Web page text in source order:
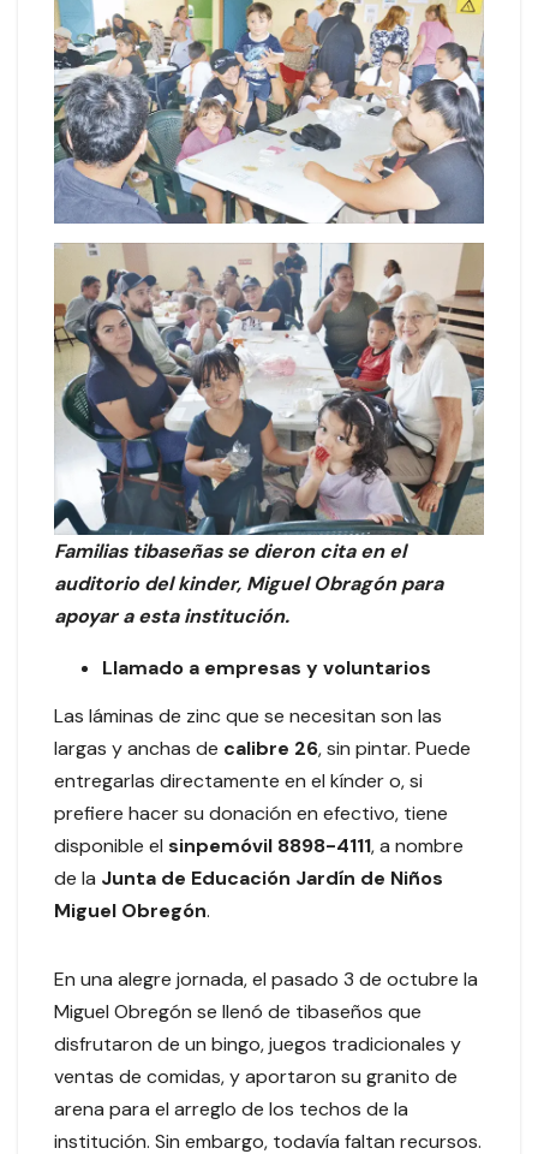
Familias tibaseñas se dieron cita en el
auditorio del kinder, Miguel Obragón para
apoyar a esta institución.
Llamado a empresas y voluntarios
Las láminas de zinc que se necesitan son las
largas y anchas de calibre 26, sin pintar. Puede
entregarlas directamente en el kínder o, si
prefiere hacer su donación en efectivo, tiene
disponible el sinpemóvil 8898-4111, a nombre
de la Junta de Educación Jardín de Niños
Miguel Obregón.
En una alegre jornada, el pasado 3 de octubre la
Miguel Obregón se llenó de tibaseños que
disfrutaron de un bingo, juegos tradicionales y
ventas de comidas, y aportaron su granito de
arena para el arreglo de los techos de la
institución. Sin embargo, todavía faltan recursos.